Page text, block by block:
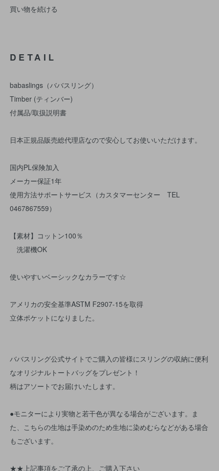
買い物を続ける
DETAIL
babaslings（ババスリング）
Timber (ティンバー)
付属品/取扱説明書
日本正規品販売総代理店なので安心してお使いいただけます。
国内PL保険加入
メーカー保証1年
使用方法サポートサービス（カスタマーセンター TEL
0467867559）
【素材】コットン100％
洗濯機OK
使いやすいベーシックなカラーです☆
アメリカの安全基準ASTM F2907-15を取得
立体ポケットになりました。
ババスリング公式サイトでご購入の皆様にスリングの収納に便利
なオリジナルトートバッグをプレゼント！
柄はアソートでお届けいたします。
●モニターにより実物と若干色が異なる場合がございます。ま
た、こちらの生地は手染めのため生地に染めむらなどがある場合
もございます。
★★上記事項をご了承の上、ご購入下さい